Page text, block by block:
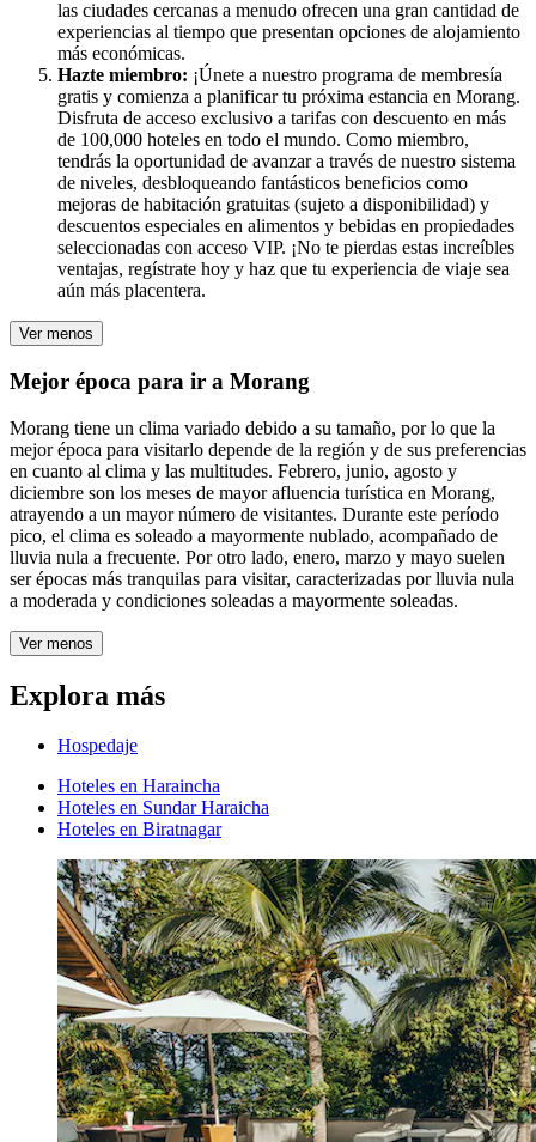
las ciudades cercanas a menudo ofrecen una gran cantidad de
experiencias al tiempo que presentan opciones de alojamiento
más económicas.
Hazte miembro: ¡Únete a nuestro programa de membresía
gratis y comienza a planificar tu próxima estancia en Morang.
Disfruta de acceso exclusivo a tarifas con descuento en más
de 100,000 hoteles en todo el mundo. Como miembro,
tendrás la oportunidad de avanzar a través de nuestro sistema
de niveles, desbloqueando fantásticos beneficios como
mejoras de habitación gratuitas (sujeto a disponibilidad) y
descuentos especiales en alimentos y bebidas en propiedades
seleccionadas con acceso VIP. ¡No te pierdas estas increíbles
ventajas, regístrate hoy y haz que tu experiencia de viaje sea
aún más placentera.
Ver menos
Mejor época para ir a Morang
Morang tiene un clima variado debido a su tamaño, por lo que la
mejor época para visitarlo depende de la región y de sus preferencias
en cuanto al clima y las multitudes. Febrero, junio, agosto y
diciembre son los meses de mayor afluencia turística en Morang,
atrayendo a un mayor número de visitantes. Durante este período
pico, el clima es soleado a mayormente nublado, acompañado de
lluvia nula a frecuente. Por otro lado, enero, marzo y mayo suelen
ser épocas más tranquilas para visitar, caracterizadas por lluvia nula
a moderada y condiciones soleadas a mayormente soleadas.
Ver menos
Explora más
Hospedaje
Hoteles en Haraincha
Hoteles en Sundar Haraicha
Hoteles en Biratnagar